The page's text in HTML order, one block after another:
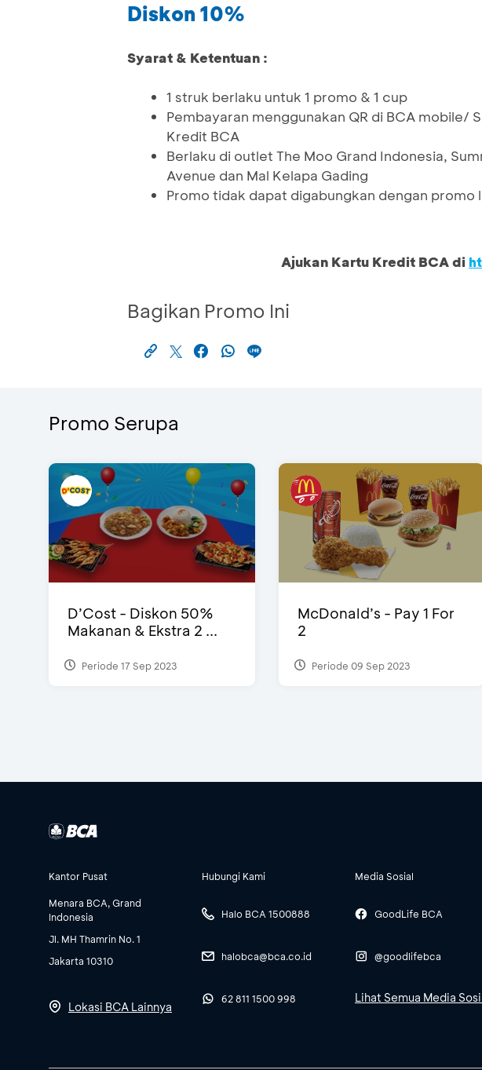
Diskon 10%
Syarat & Ketentuan :
1 struk berlaku untuk 1 promo & 1 cup
Pembayaran menggunakan QR di BCA mobile/
Kredit BCA
Berlaku di outlet The Moo Grand Indonesia,
Avenue dan Mal Kelapa Gading
Promo tidak dapat digabungkan dengan promo
Ajukan Kartu Kredit BCA di
Bagikan Promo Ini
Promo Serupa
D’Cost - Diskon 50%
Makanan & Ekstra 2 ...
Periode 17 Sep 2023
McDonald’s - Pay 1 For
2
Periode 09 Sep 2023
Kantor Pusat
Menara BCA, Grand
Indonesia
Jl. MH Thamrin No. 1
Jakarta 10310
Lokasi BCA Lainnya
Hubungi Kami
Halo BCA 1500888
halobca@bca.co.id
62 811 1500 998
Media Sosial
GoodLife BCA
@goodlifebca
Lihat Semua Media